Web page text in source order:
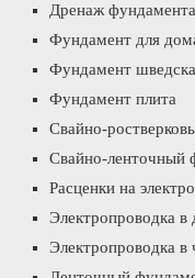
Дренаж фундамента
Фундамент для
Фундамент
Фундамент плита
Свайно-
Свайно-ленточный
Расценки на
Электропроводка в
Электропроводка в